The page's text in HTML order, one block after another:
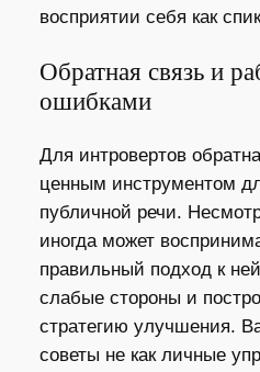
восприятии себя как
Обратная связь и
ошибками
Для интровертов
ценным инструментом
публичной речи.
иногда может
правильный подход к
слабые стороны и
стратегию улучшения.
советы не как личные